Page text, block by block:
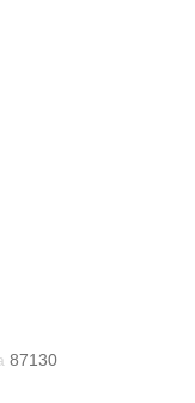
87130